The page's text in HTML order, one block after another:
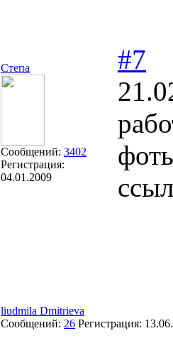
Степа
Сообщений: 3402
Регистрация:
04.01.2009
#7
liudmila Dmitrieva
Сообщений: 26 Регистрация: